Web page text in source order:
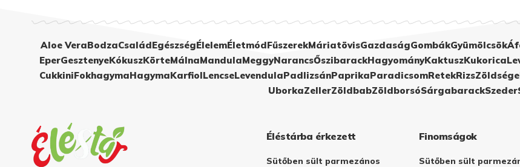
Aloe VeraBodzaCsaládEgészségÉlelemÉletmódFűszerekMáriatövisGazdaságGombákGyümölcsök
EperGesztenyeKókuszKörteMálnaMandulaMeggyNarancsŐszibarackHagyományKaktuszKukorica
CukkiniFokhagymaHagymaKarfiolLencseLevendulaPadlizsánPaprikaParadicsomRetekRizs
UborkaZellerZöldbabZöldborsóSárgabarackSzeder
Éléstárba érkezett
Sütőben sült parmezános
Finomságok
Sütőben sült